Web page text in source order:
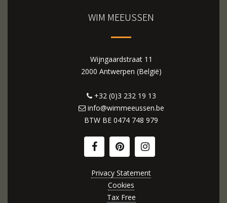
WIM MEEUSSEN
Wijngaardstraat 11
2000 Antwerpen (België)
+32 (0)3 232 19 13
info@wimmeeussen.be
BTW BE 0474 748 979
Privacy Statement
Cookies
Tax Free